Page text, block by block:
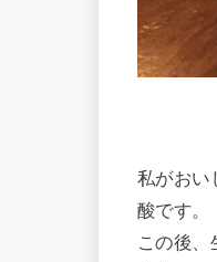
私がおい
酸です。
この後、